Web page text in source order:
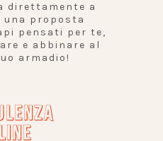
direttamente a
una proposta
pensati per te,
e abbinare al
armadio!